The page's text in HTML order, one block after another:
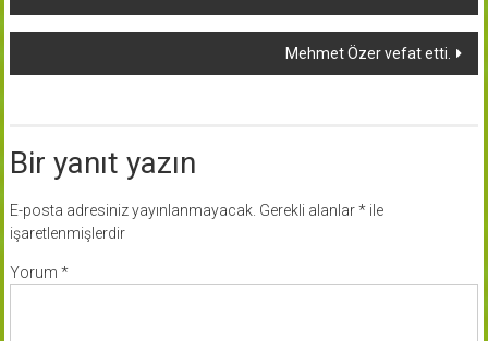
Mehmet Özer vefat etti.
Bir yanıt yazın
E-posta adresiniz yayınlanmayacak. Gerekli alanlar*ile
işaretlenmişlerdir
Yorum *